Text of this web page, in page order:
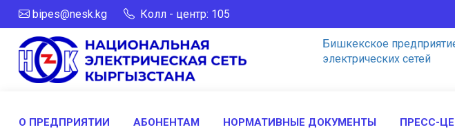
bipes@nesk.kg Колл - центр: 105
Бишкекcкое
электрических сетей
О ПРЕДПРИЯТИИ АБОНЕНТАМ НОРМАТИВНЫЕ ДОКУМЕНТЫ ПРЕСС-